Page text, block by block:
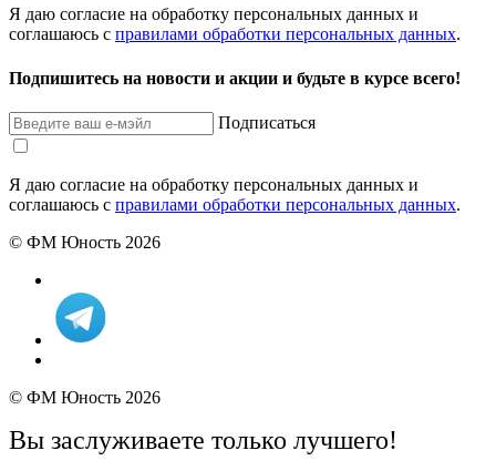
Я даю согласие на обработку персональных данных и
соглашаюсь с правилами обработки персональных данных.
Подпишитесь на новости и акции и будьте в курсе всего!
Подписаться
Я даю согласие на обработку персональных данных и
соглашаюсь с правилами обработки персональных данных.
© ФМ Юность 2026
© ФМ Юность 2026
Вы заслуживаете только лучшего!